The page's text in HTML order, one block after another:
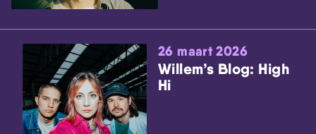
26 maart 2026
Willem’s Blog: High
Hi